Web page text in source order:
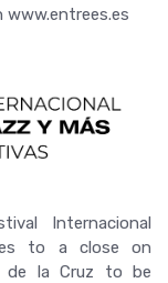
www.entrees.es
Internacional
to a close on
de la Cruz to be